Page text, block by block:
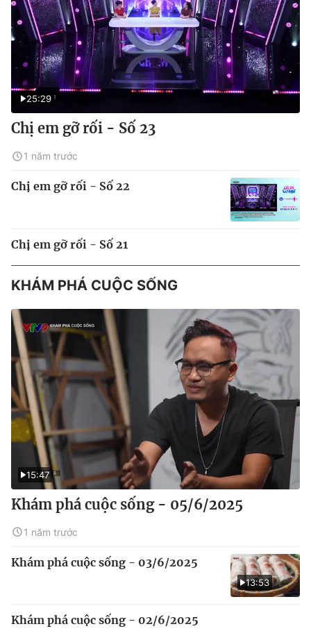
25:29
Chị em gỡ rối - Số 23
1 năm trước
Chị em gỡ rối - Số 22
Chị em gỡ rối - Số 21
KHÁM PHÁ CUỘC SỐNG
15:47
Khám phá cuộc sống - 05/6/2025
1 năm trước
13:53
Khám phá cuộc sống - 03/6/2025
Khám phá cuộc sống - 02/6/2025